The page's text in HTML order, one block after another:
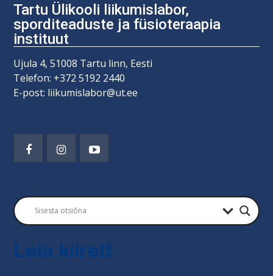
Tartu Ülikooli liikumislabor,
sporditeaduste ja füsioteraapia
instituut
Ujula 4, 51008 Tartu linn, Eesti
Telefon: +372 5192 2440
E-post: liikumislabor@ut.ee
Leia kiirelt